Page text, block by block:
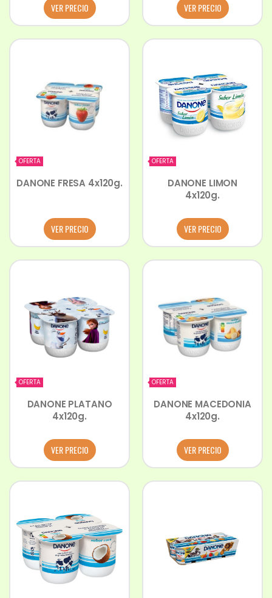
VER PRECIO VER PRECIO
OFERTA
DANONE FRESA 4x120g.
VER PRECIO
OFERTA
DANONE LIMON
4x120g.
VER PRECIO
OFERTA
DANONE PLATANO
4x120g.
VER PRECIO
OFERTA
DANONE MACEDONIA
4x120g.
VER PRECIO